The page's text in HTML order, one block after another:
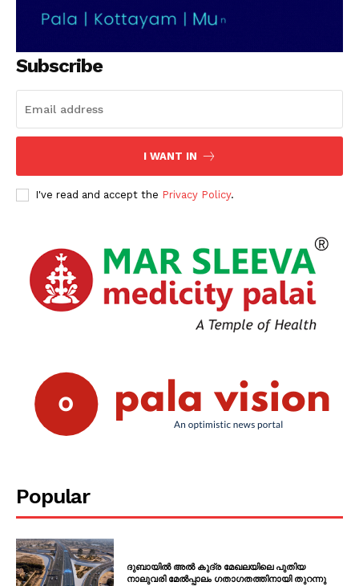
Subscribe
I WANT IN
I've read and accept the Privacy Policy.
Popular
ദുബായിൽ അൽ കുദ്ര മേഖലയിലെ പുതിയ
നാലുവരി മേൽപ്പാലം ഗതാഗതത്തിനായി തുറന്നു